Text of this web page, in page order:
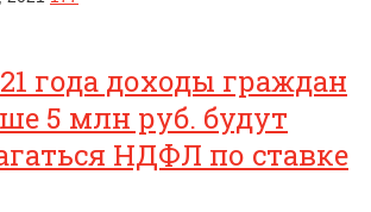
года доходы граждан
5 млн руб. будут
НДФЛ по ставке